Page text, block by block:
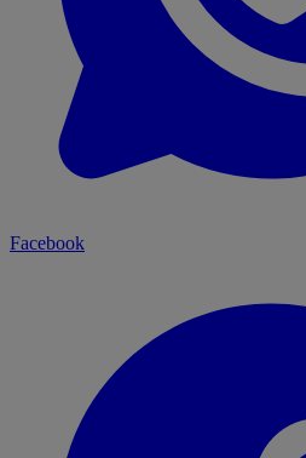
Facebook